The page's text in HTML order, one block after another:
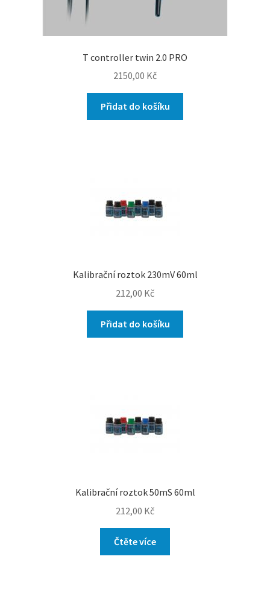
T controller twin 2.0 PRO
2150,00 Kč
Přidat do košíku
Kalibrační roztok 230mV 60ml
212,00 Kč
Přidat do košíku
Kalibrační roztok 50mS 60ml
212,00 Kč
Čtěte více